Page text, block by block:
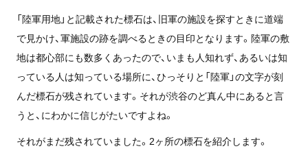
「陸軍用地」と記載された標石は、旧軍の施設を探すときに道端
で見かけ、軍施設の跡を調べるときの目印となります。陸軍の敷
地は都心部にも数多くあったので、いまも人知れず、あるいは知
っている人は知っている場所に、ひっそりと「陸軍」の文字が刻
んだ標石が残されています。それが渋谷のど真ん中にあると言
うと、にわかに信じがたいですよね。
それがまだ残されていました。2ヶ所の標石を紹介します。